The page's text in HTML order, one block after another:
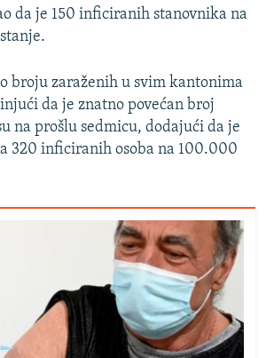
da je 150 inficiranih stanovnika na
broju zaraženih u svim kantonima
da je znatno povećan broj
na prošlu sedmicu, dodajući da je
320 inficiranih osoba na 100.000